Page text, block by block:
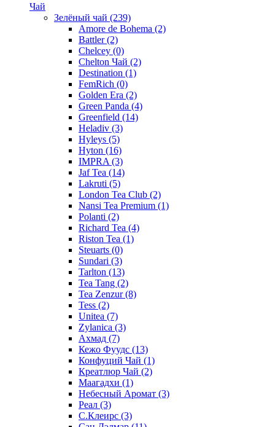
Чай
Зелёный чай (239)
Amore de Bohema (2)
Battler(2)
Chelcey (0)
Chelton Чай (2)
Destination (1)
FemRich (0)
Golden Era (2)
Green Panda (4)
Greenfield (14)
Heladiv (3)
Hyleys (5)
Hyton (16)
IMPRA (3)
Jaf Tea (14)
Lakruti (5)
London Tea Club (2)
Nansi Tea Premium (1)
Polanti (2)
Richard Tea (4)
Riston Tea (1)
Steuarts (0)
Sundari (3)
Tarlton (13)
Tea Tang (2)
Tea Zenzur(8)
Tess (2)
Unitea (7)
Zylanica (3)
Ахмад (7)
Кежо Фуудс (13)
Конфуций Чай (1)
Креатлюр Чай (2)
Маагадхи (1)
Небесный Аромат (3)
Реал (3)
С.Клеирс (3)